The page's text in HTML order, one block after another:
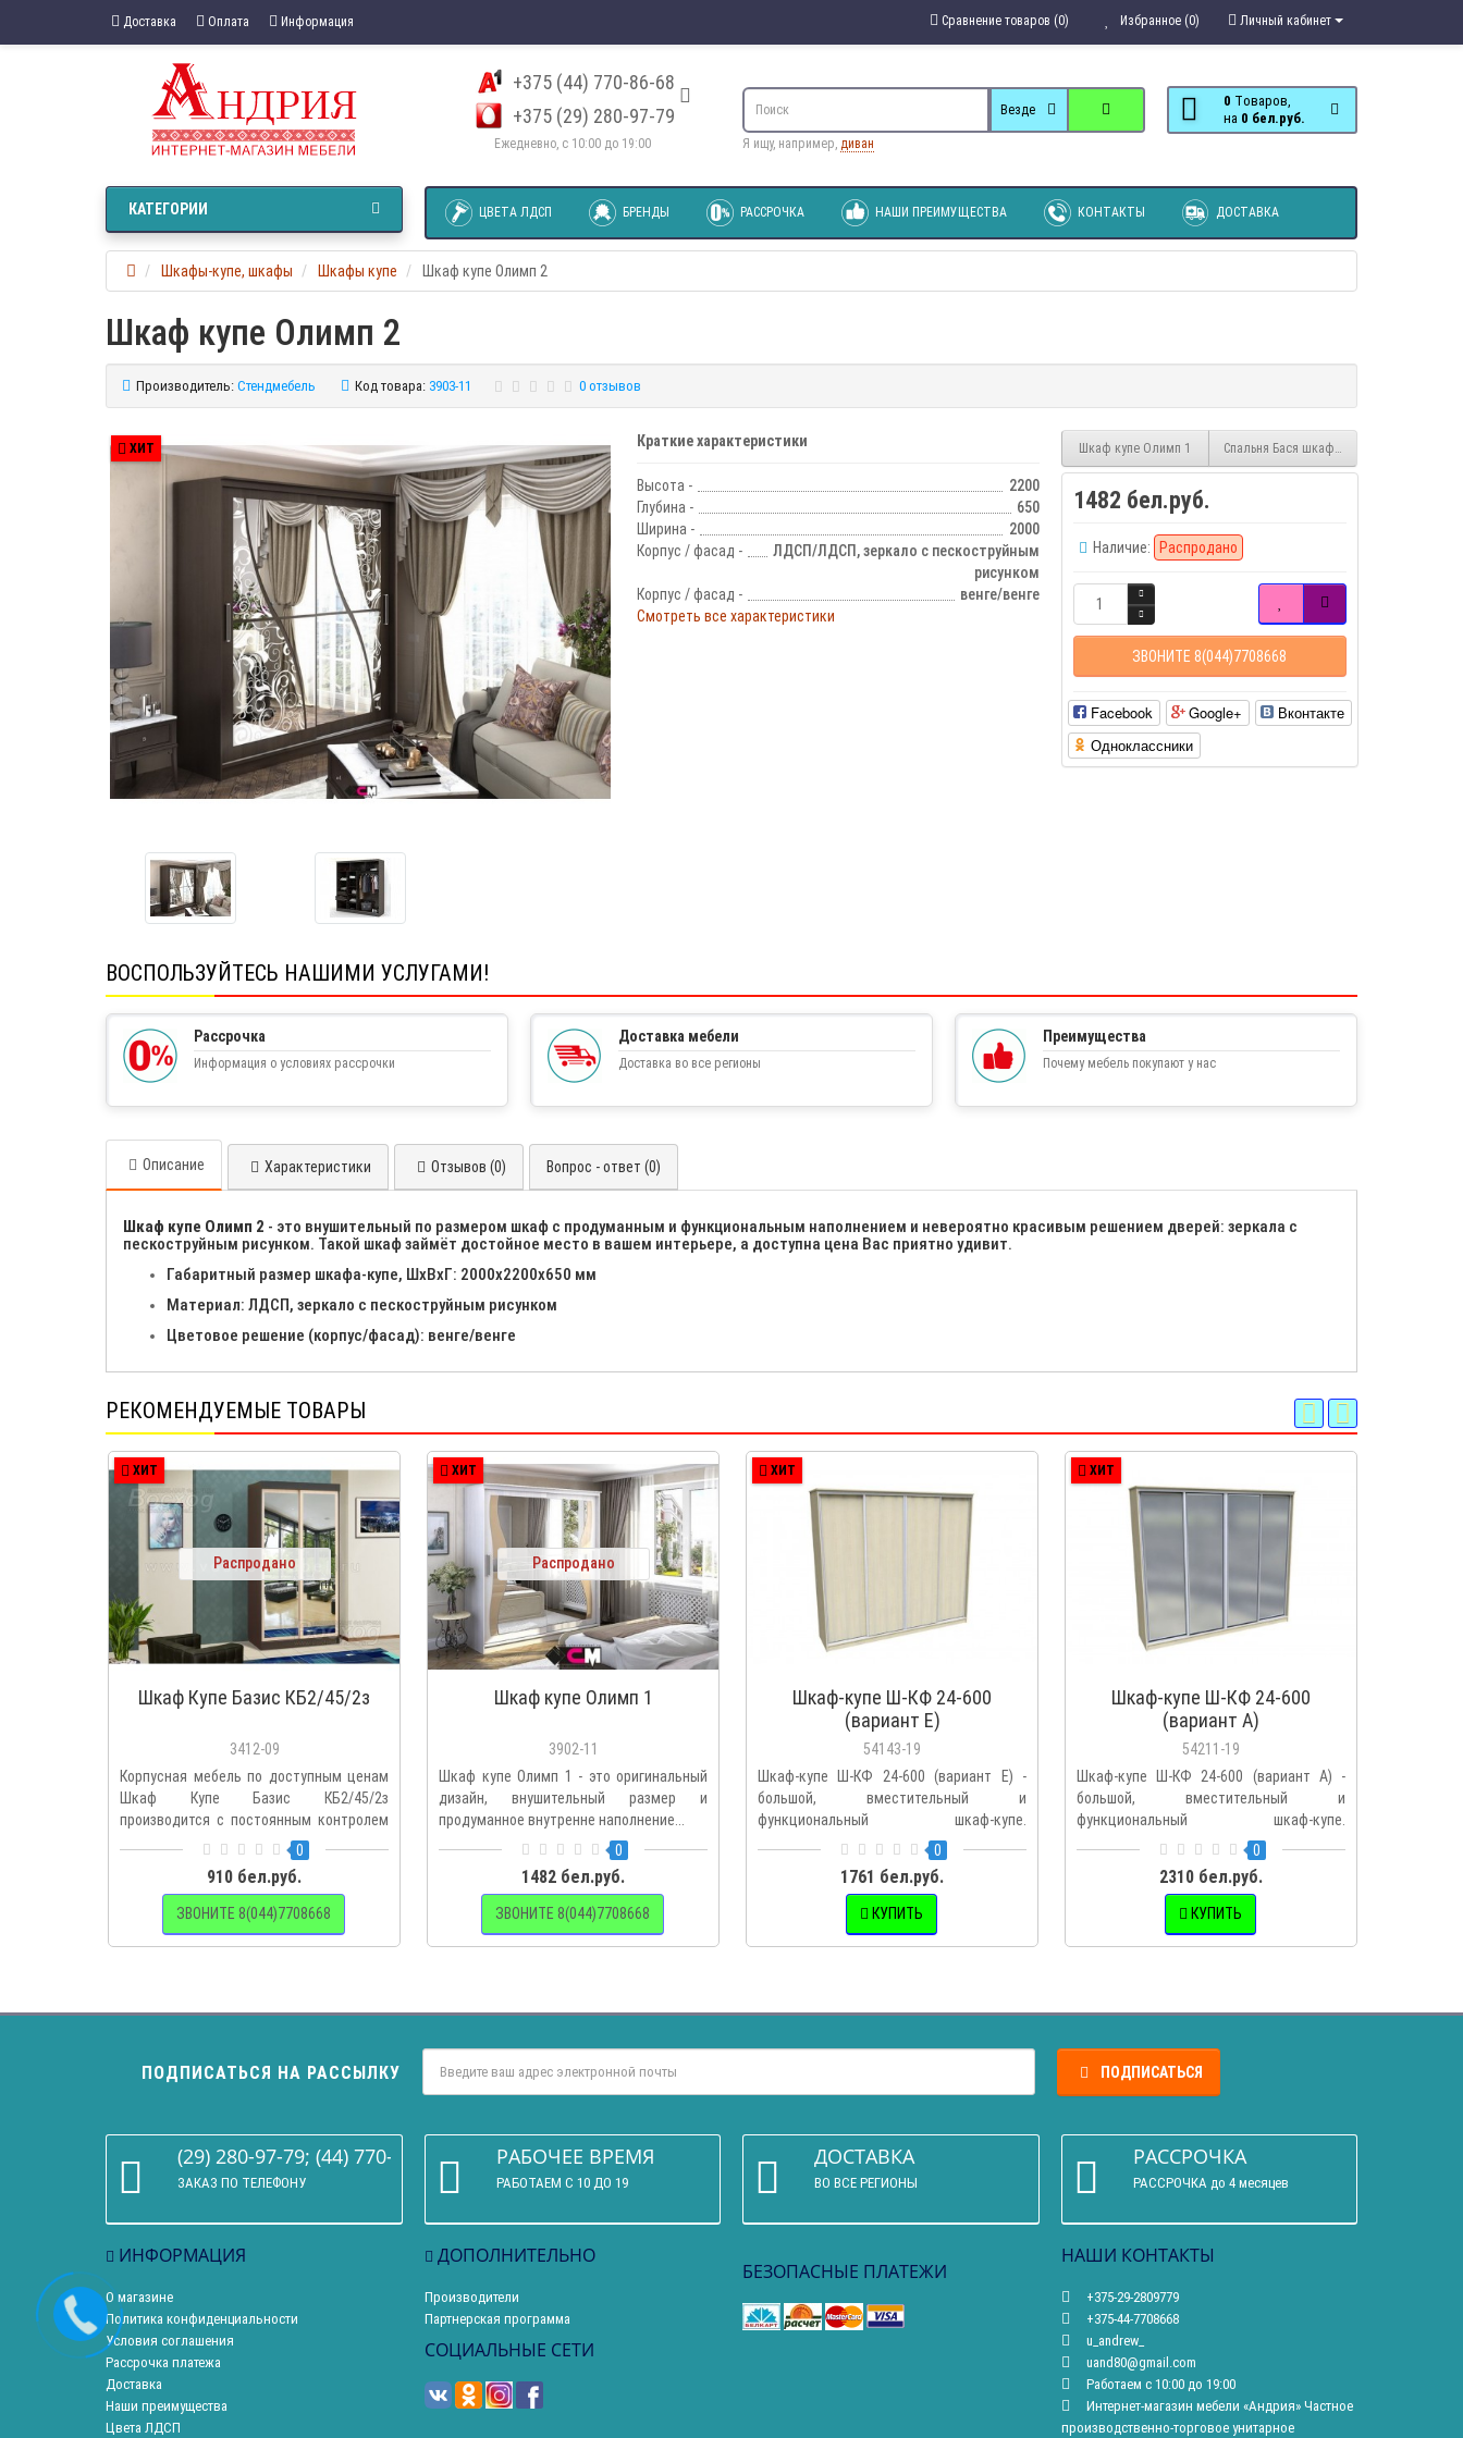
Доставка Оплата Информация Личный кабинет
Избранное (0)
Сравнение товаров (0)
+375 (44) 770-86-68
+375 (29) 280-97-79
Ежедневно, с 10:00 до 19:00
0 Tоваров,
на
0 бел.руб.
Везде
Я ищу, например, диван
ЦВЕТА ЛДСП БРЕНДЫ РАССРОЧКА НАШИ ПРЕИМУЩЕСТВА КОНТАКТЫ ДОСТАВКА
КАТЕГОРИИ
Шкафы-купе, шкафы Шкафы купе Шкаф купе Олимп 2
Шкаф купе Олимп 2
Производитель: Стендмебель Код товара: 3903-11 0 отзывов
ХИТ Краткие характеристики
Высота -
2200
Глубина -
650
Ширина -
2000
Корпус / фасад -
ЛДСП/ЛДСП, зеркало с пескоструйным
рисунком
Корпус / фасад -
венге/венге
Смотреть все характеристики
Шкаф купе Олимп 1 Спальня Бася шкаф купе (1300х2020х516)
1482 бел.руб.
Наличие: Распродано
ЗВОНИТЕ 8(044)7708668
Facebook Google+
Вконтакте
Одноклассники
ВОСПОЛЬЗУЙТЕСЬ НАШИМИ УСЛУГАМИ!
Рассрочка
Информация о условиях рассрочки
Доставка мебели
Доставка во все регионы
Преимущества
Почему мебель покупают у нас
Описание Характеристики Отзывов (0) Вопрос - ответ (0)
Шкаф купе Олимп 2 - это внушительный по размером шкаф с продуманным и функциональным наполнением и невероятно красивым решением дверей: зеркала с
пескоструйным рисунком. Такой шкаф займёт достойное место в вашем интерьере, а доступна цена Вас приятно удивит.
Габаритный размер шкафа-купе, ШхВхГ: 2000х2200х650 мм
Материал: ЛДСП, зеркало с пескоструйным рисунком
Цветовое решение (корпус/фасад): венге/венге
РЕКОМЕНДУЕМЫЕ ТОВАРЫ
ХИТ
Распродано
Шкаф Купе Базис КБ2/45/2з
3412-09
Корпусная мебель по доступным ценам
Шкаф Купе Базис КБ2/45/2з
производится с постоянным контролем
0
910 бел.руб.
ЗВОНИТЕ 8(044)7708668
ХИТ
Распродано
Шкаф купе Олимп 1
3902-11
Шкаф купе Олимп 1 - это оригинальный
дизайн, внушительный размер и
продуманное внутренне наполнение...
0
1482 бел.руб.
ЗВОНИТЕ 8(044)7708668
ХИТ
Шкаф-купе Ш-КФ 24-600
(вариант E)
54143-19
Шкаф-купе Ш-КФ 24-600 (вариант E) -
большой, вместительный и
функциональный шкаф-купе.
Продуманное в..
0
1761 бел.руб.
КУПИТЬ
ХИТ
Шкаф-купе Ш-КФ 24-600
(вариант А)
54211-19
Шкаф-купе Ш-КФ 24-600 (вариант А) -
большой, вместительный и
функциональный шкаф-купе.
Продуманное в..
0
2310 бел.руб.
КУПИТЬ
ПОДПИСАТЬСЯ НА РАССЫЛКУ ПОДПИСАТЬСЯ
(29) 280-97-79; (44) 770-86-68
ЗАКАЗ ПО ТЕЛЕФОНУ
РАБОЧЕЕ ВРЕМЯ
РАБОТАЕМ С 10 ДО 19
ДОСТАВКА
ВО ВСЕ РЕГИОНЫ
РАССРОЧКА
РАССРОЧКА до 4 месяцев
ИНФОРМАЦИЯ
О магазине
Политика конфиденциальности
Условия соглашения
Рассрочка платежа
Доставка
Наши преимущества
Цвета ЛДСП
ДОПОЛНИТЕЛЬНО
Производители
Партнерская программа
СОЦИАЛЬНЫЕ СЕТИ
БЕЗОПАСНЫЕ ПЛАТЕЖИ
НАШИ КОНТАКТЫ
+375-29-2809779
+375-44-7708668
u_andrew_
uand80@gmail.com
Работаем с 10:00 до 19:00
Интернет-магазин мебели «Андрия» Частное
производственно-торговое унитарное